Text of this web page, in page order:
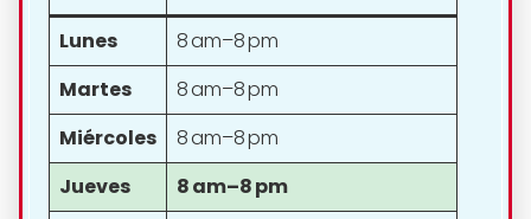
Lunes
8 am–8 pm
Martes
8 am–8 pm
Miércoles
8 am–8 pm
Jueves
8 am–8 pm